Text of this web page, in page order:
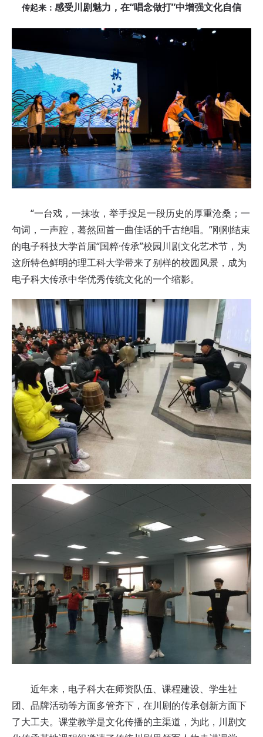
传起来： 感受川剧魅力，在“唱念做打”中增强文化自信
“一台戏，一抹妆，举手投足一段历史的厚重沧桑；一
句词，一声腔，蓦然回首一曲佳话的千古绝唱。”刚刚结束
的电子科技大学首届“国粹·传承”校园川剧文化艺术节，为
这所特色鲜明的理工科大学带来了别样的校园风景，成为
电子科大传承中华优秀传统文化的一个缩影。
近年来，电子科大在师资队伍、课程建设、学生社
团、品牌活动等方面多管齐下，在川剧的传承创新方面下
了大工夫。课堂教学是文化传播的主渠道，为此，川剧文